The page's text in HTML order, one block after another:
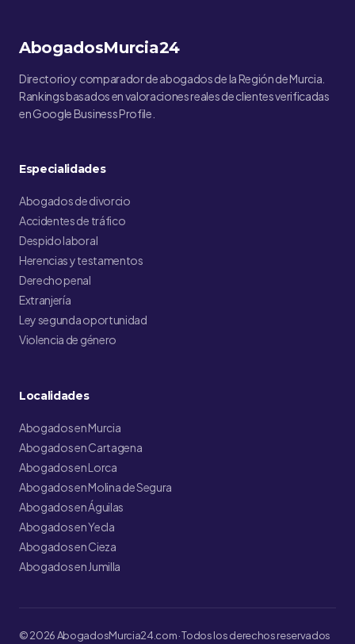
AbogadosMurcia24
Directorio y comparador de abogados de la Región de Murcia.
Rankings basados en valoraciones reales de clientes verificadas
en Google Business Profile.
Especialidades
Abogados de divorcio
Accidentes de tráfico
Despido laboral
Herencias y testamentos
Derecho penal
Extranjería
Ley segunda oportunidad
Violencia de género
Localidades
Abogados en Murcia
Abogados en Cartagena
Abogados en Lorca
Abogados en Molina de Segura
Abogados en Águilas
Abogados en Yecla
Abogados en Cieza
Abogados en Jumilla
© 2026 AbogadosMurcia24.com · Todos los derechos reservados